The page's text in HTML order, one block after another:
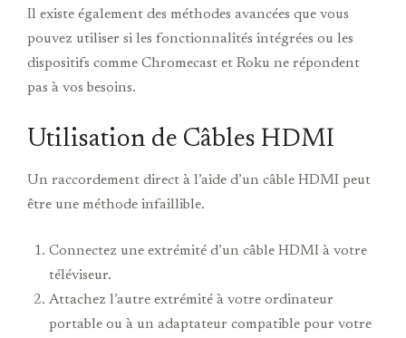
Il existe également des méthodes avancées que vous
pouvez utiliser si les fonctionnalités intégrées ou les
dispositifs comme Chromecast et Roku ne répondent
pas à vos besoins.
Utilisation de Câbles HDMI
Un raccordement direct à l’aide d’un câble HDMI peut
être une méthode infaillible.
Connectez une extrémité d’un câble HDMI à votre
téléviseur.
Attachez l’autre extrémité à votre ordinateur
portable ou à un adaptateur compatible pour votre